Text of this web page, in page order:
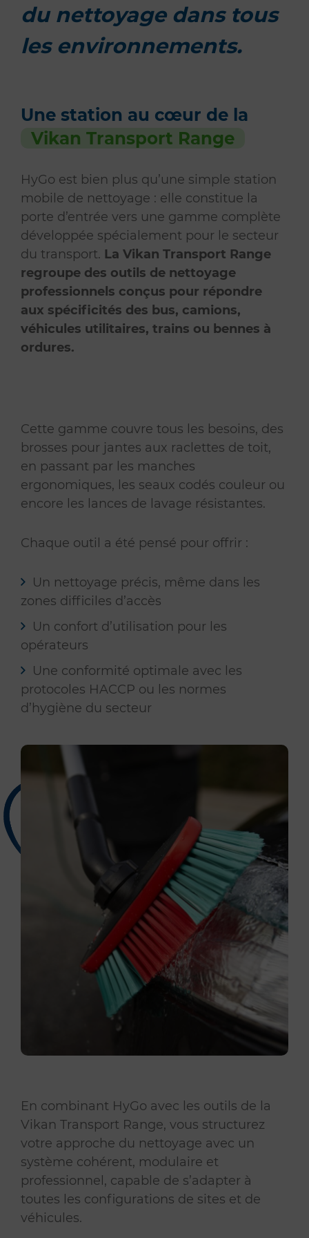
du nettoyage dans tous
les environnements.
Une station au cœur de la
Vikan Transport Range
HyGo est bien plus qu’une simple station
mobile de nettoyage : elle constitue la
porte d’entrée vers une gamme complète
développée spécialement pour le secteur
du transport. La Vikan Transport Range
regroupe des outils de nettoyage
professionnels conçus pour répondre
aux spécificités des bus, camions,
véhicules utilitaires, trains ou bennes à
ordures.
Cette gamme couvre tous les besoins, des
brosses pour jantes aux raclettes de toit,
en passant par les manches
ergonomiques, les seaux codés couleur ou
encore les lances de lavage résistantes.
Chaque outil a été pensé pour offrir :
Un nettoyage précis, même dans les
zones difficiles d’accès
Un confort d’utilisation pour les
opérateurs
Une conformité optimale avec les
protocoles HACCP ou les normes
d’hygiène du secteur
En combinant HyGo avec les outils de la
Vikan Transport Range, vous structurez
votre approche du nettoyage avec un
système cohérent, modulaire et
professionnel, capable de s’adapter à
toutes les configurations de sites et de
véhicules.